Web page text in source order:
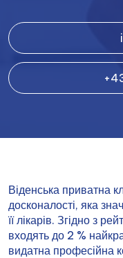
Віденська приватна
досконалості, яка
її лікарів. Згідно з
входять до 2 %
видатна професійна